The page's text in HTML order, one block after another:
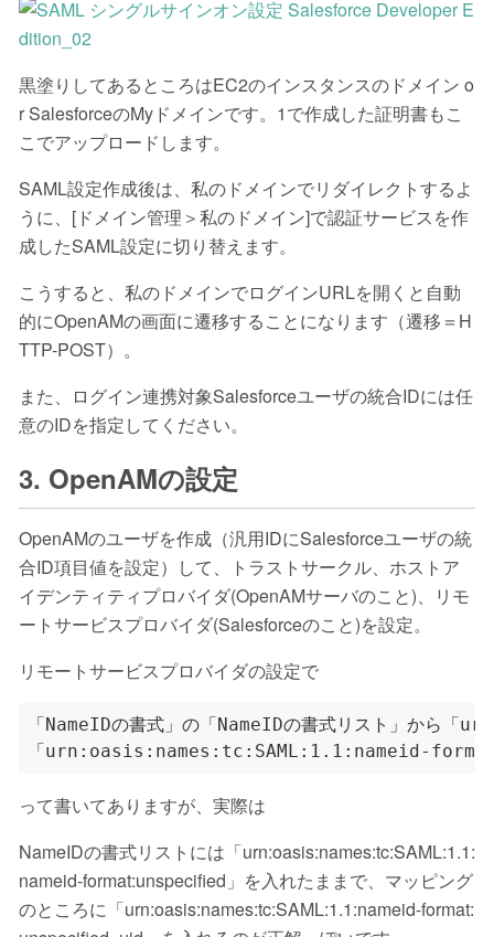
黒塗りしてあるところはEC2のインスタンスのドメイン o
r SalesforceのMyドメインです。1で作成した証明書もこ
こでアップロードします。
SAML設定作成後は、私のドメインでリダイレクトするよ
うに、[ドメイン管理＞私のドメイン]で認証サービスを作
成したSAML設定に切り替えます。
こうすると、私のドメインでログインURLを開くと自動
的にOpenAMの画面に遷移することになります（遷移＝H
TTP-POST）。
また、ログイン連携対象Salesforceユーザの統合IDには任
意のIDを指定してください。
3. OpenAMの設定
OpenAMのユーザを作成（汎用IDにSalesforceユーザの統
合ID項目値を設定）して、トラストサークル、ホストア
イデンティティプロバイダ(OpenAMサーバのこと)、リモ
ートサービスプロバイダ(Salesforceのこと)を設定。
リモートサービスプロバイダの設定で
「NameIDの書式」の「NameIDの書式リスト」
って書いてありますが、実際は
NameIDの書式リストには「urn:oasis:names:tc:SAML:1.1:
nameid-format:unspecified」を入れたままで、マッピング
のところに「urn:oasis:names:tc:SAML:1.1:nameid-format: